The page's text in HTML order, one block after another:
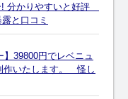
! 分かりやすいと好評
と口コミ
39800円でレベニュ
作いたします。 怪し